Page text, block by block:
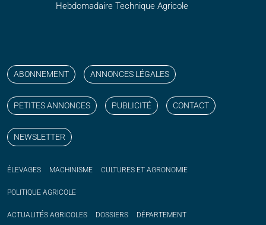
Hebdomadaire Technique Agricole
ABONNEMENT ANNONCES LÉGALES
PETITES ANNONCES PUBLICITÉ CONTACT
NEWSLETTER
ÉLEVAGES MACHINISME CULTURES ET AGRONOMIE
POLITIQUE AGRICOLE
ACTUALITÉS AGRICOLES DOSSIERS DÉPARTEMENT